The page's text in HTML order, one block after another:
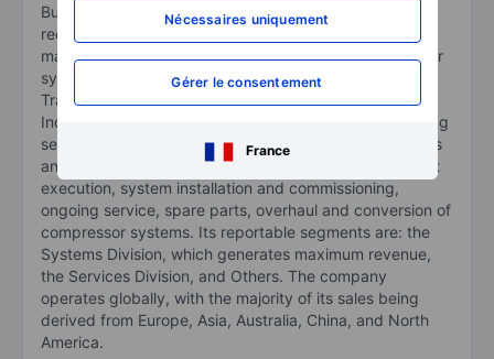
Nécessaires uniquement
Gérer le consentement
France
Burckhardt Compression Holding AG provides
reciprocating compressor technologies and services. It
manufactures customized and modularized compressor
systems used in the Chemical/Petrochemical, Gas
Transport & Storage, Hydrogen Mobility & Energy,
Industrial Gas, Refinery, and Gas Gathering & Processing
sectors. Its offerings include reciprocating compressors
and related services covering project definition, project
execution, system installation and commissioning,
ongoing service, spare parts, overhaul and conversion of
compressor systems. Its reportable segments are: the
Systems Division, which generates maximum revenue,
the Services Division, and Others. The company
operates globally, with the majority of its sales being
derived from Europe, Asia, Australia, China, and North
America.